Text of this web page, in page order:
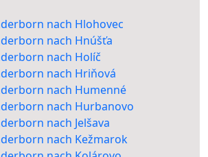
nach Hlohovec
nach Hnúšťa
nach Holíč
nach Hriňová
nach Humenné
nach Hurbanovo
nach Jelšava
nach Kežmarok